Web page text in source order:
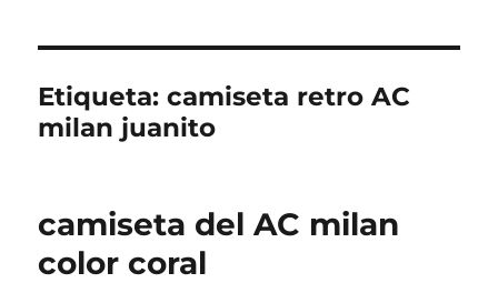
Etiqueta:camiseta retro AC
milan juanito
camiseta del AC milan
color coral